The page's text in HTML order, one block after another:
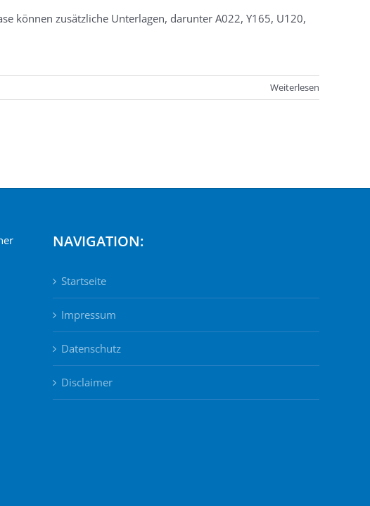
können zusätzliche Unterlagen, darunter A022, Y165, U120,
Weiterlesen
NAVIGATION:
Startseite
Impressum
Datenschutz
Disclaimer